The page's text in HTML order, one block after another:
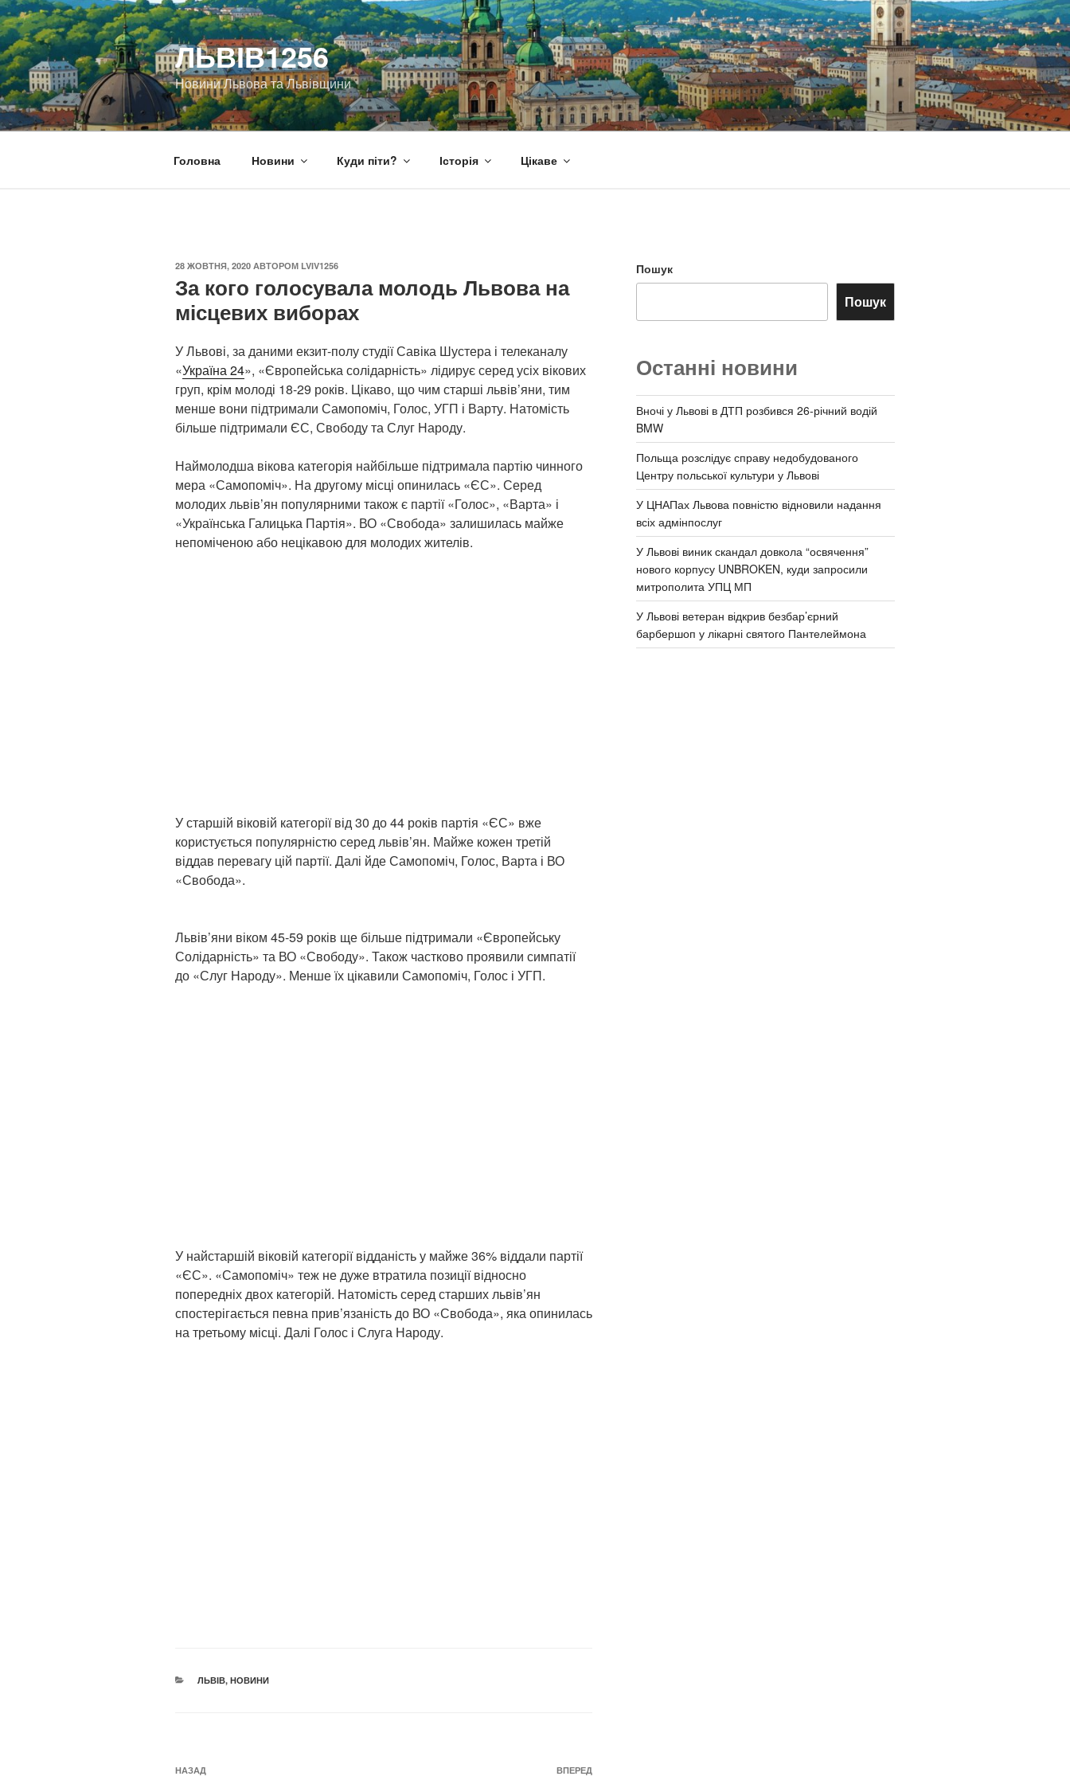
Перейти
до
вмісту
ЛЬВІВ1256
Новини Львова та Львівщини
Головна Новини Куди піти? Історія Цікаве
ОПУБЛІКОВАНО
28 ЖОВТНЯ, 2020 АВТОРОМ LVIV1256
За кого голосувала молодь Львова на
місцевих виборах
У Львові, за даними екзит-полу студії Савіка Шустера і телеканалу
«Україна 24», «Європейська солідарність» лідирує серед усіх вікових
груп, крім молоді 18-29 років. Цікаво, що чим старші львів’яни, тим
менше вони підтримали Самопоміч, Голос, УГП і Варту. Натомість
більше підтримали ЄС, Свободу та Слуг Народу.
Наймолодша вікова категорія найбільше підтримала партію чинного
мера «Самопоміч». На другому місці опинилась «ЄС». Серед
молодих львів’ян популярними також є партії «Голос», «Варта» і
«Українська Галицька Партія». ВО «Свобода» залишилась майже
непоміченою або нецікавою для молодих жителів.
У старшій віковій категорії від 30 до 44 років партія «ЄС» вже
користується популярністю серед львів’ян. Майже кожен третій
віддав перевагу цій партії. Далі йде Самопоміч, Голос, Варта і ВО
«Свобода».
Львів’яни віком 45-59 років ще більше підтримали «Європейську
Солідарність» та ВО «Свободу». Також частково проявили симпатії
до «Слуг Народу». Менше їх цікавили Самопоміч, Голос і УГП.
У найстаршій віковій категорії відданість у майже 36% віддали партії
«ЄС». «Самопоміч» теж не дуже втратила позиції відносно
попередніх двох категорій. Натомість серед старших львів’ян
спостерігається певна прив’язаність до ВО «Свобода», яка опинилась
на третьому місці. Далі Голос і Слуга Народу.
КАТЕГОРІЇ
ЛЬВІВ, НОВИНИ
Навігація
Попередній
НАЗАД
Наступний
ВПЕРЕД
Пошук
Пошук
Останні новини
Вночі у Львові в ДТП розбився 26-річний водій
BMW
Польща розслідує справу недобудованого
Центру польської культури у Львові
У ЦНАПах Львова повністю відновили надання
всіх адмінпослуг
У Львові виник скандал довкола “освячення”
нового корпусу UNBROKEN, куди запросили
митрополита УПЦ МП
У Львові ветеран відкрив безбар’єрний
барбершоп у лікарні святого Пантелеймона